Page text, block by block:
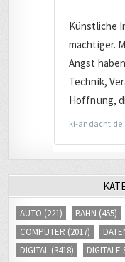
AUTO (221) BAHN (455)
COMPUTER (2017)
DIGITAL (3418) DIGITALE